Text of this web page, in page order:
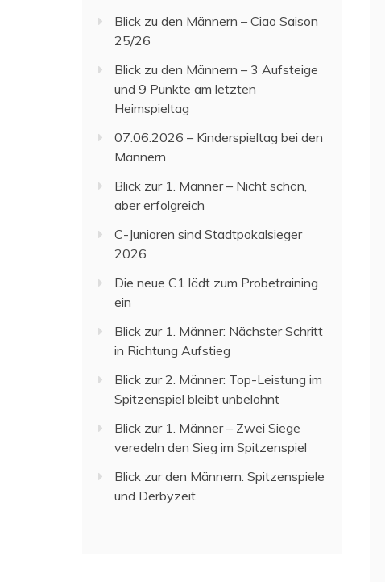
Blick zu den Männern – Ciao Saison
25/26
Blick zu den Männern – 3 Aufsteige
und 9 Punkte am letzten
Heimspieltag
07.06.2026 – Kinderspieltag bei den
Männern
Blick zur 1. Männer – Nicht schön,
aber erfolgreich
C-Junioren sind Stadtpokalsieger
2026
Die neue C1 lädt zum Probetraining
ein
Blick zur 1. Männer: Nächster Schritt
in Richtung Aufstieg
Blick zur 2. Männer: Top-Leistung im
Spitzenspiel bleibt unbelohnt
Blick zur 1. Männer – Zwei Siege
veredeln den Sieg im Spitzenspiel
Blick zur den Männern: Spitzenspiele
und Derbyzeit